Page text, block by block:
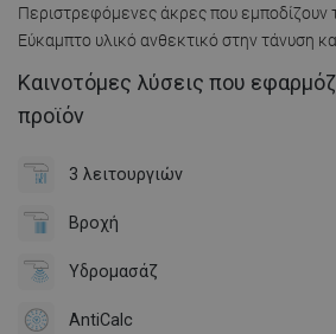
Περιστρεφόμενες άκρες που εμποδίζουν
Εύκαμπτο υλικό ανθεκτικό στην τάνυση
Καινοτόμες λύσεις που
προϊόν
3 λειτουργιών
Βροχή
Υδρομασάζ
AntiCalc